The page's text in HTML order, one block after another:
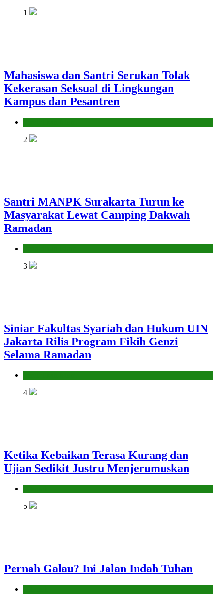
1
Mahasiswa dan Santri Serukan Tolak
Kekerasan Seksual di Lingkungan
Kampus dan Pesantren
2
Santri MANPK Surakarta Turun ke
Masyarakat Lewat Camping Dakwah
Ramadan
3
Siniar Fakultas Syariah dan Hukum UIN
Jakarta Rilis Program Fikih Genzi
Selama Ramadan
4
Ketika Kebaikan Terasa Kurang dan
Ujian Sedikit Justru Menjerumuskan
5
Pernah Galau? Ini Jalan Indah Tuhan